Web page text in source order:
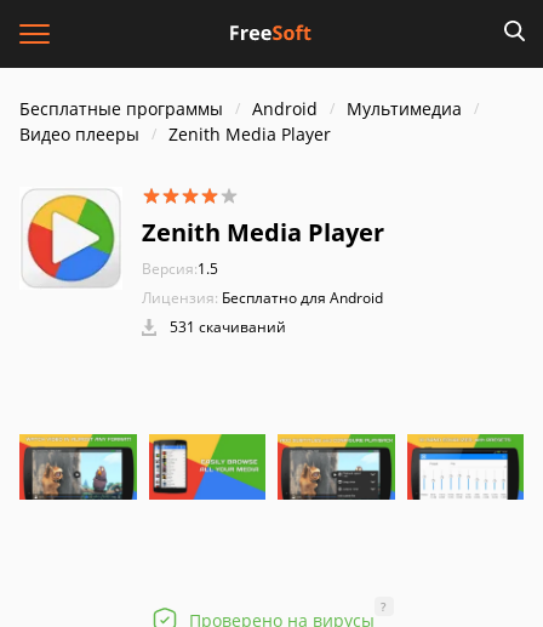
Бесплатные программы Android
Мультимедиа
Видео плееры
Zenith Media Player
Zenith Media Player
Версия:1.5
Лицензия: Бесплатно для Android
531 скачиваний
Проверено на вирусы
?